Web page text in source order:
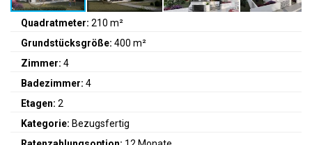
Quadratmeter: 210 m²
Grundstücksgröße: 400 m²
Zimmer: 4
Badezimmer: 4
Etagen: 2
Kategorie: Bezugsfertig